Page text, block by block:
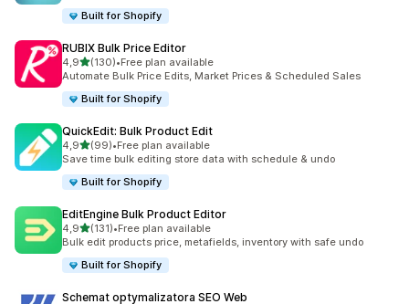
Built for Shopify
RUBIX Bulk Price Editor
4,9na 5 gwiazdek
(130)
Łączna liczba recenzji: 130
•Free plan available
Automate Bulk Price Edits, Market Prices & Scheduled Sales
Built for Shopify
QuickEdit: Bulk Product Edit
4,9na 5 gwiazdek
(99)
Łączna liczba recenzji: 99
•Free plan available
Save time bulk editing store data with schedule & undo
Built for Shopify
EditEngine Bulk Product Editor
4,9na 5 gwiazdek
(131)
Łączna liczba recenzji: 131
•Free plan available
Bulk edit products price, metafields, inventory with safe undo
Built for Shopify
Schemat optymalizatora SEO Web